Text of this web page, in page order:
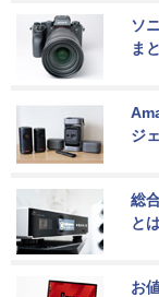
ソ
ま
ジ
総
と
お